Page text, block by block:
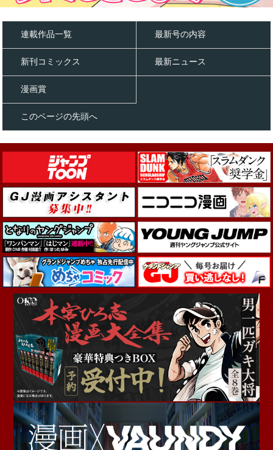
連載作品一覧 最新号の内容
新刊コミックス 最新ニュース
漫画賞
このページの先頭へ